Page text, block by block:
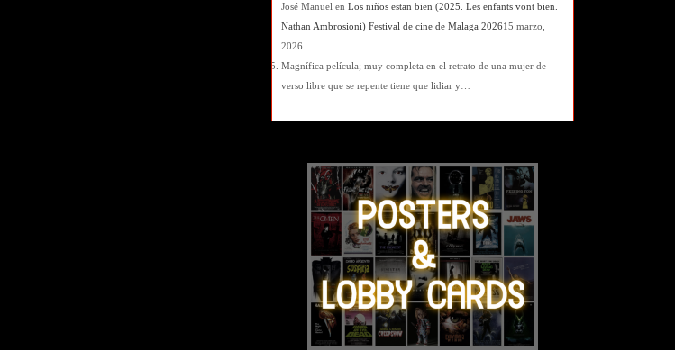
José Manuel en Los niños estan bien (2025. Les enfants vont bien.
Nathan Ambrosioni) Festival de cine de Malaga 202615 marzo,
2026
Magnífica película; muy completa en el retrato de una mujer de
verso libre que se repente tiene que lidiar y…